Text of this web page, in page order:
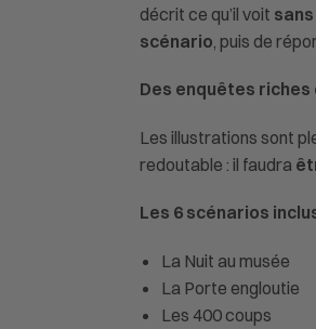
décrit ce qu’il voit
scénario , puis de
Des enquêtes
Les illustrations sont
redoutable : il faudra
Les 6 scénarios
La Nuit au musée
La Porte engloutie
Les 400 coups